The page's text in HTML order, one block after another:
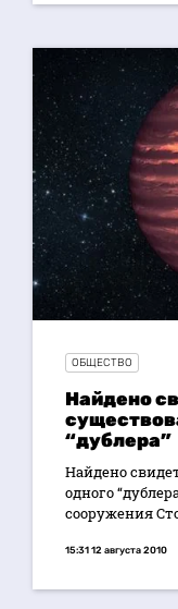
ОБЩЕСТВО
Найдено
“дублера”
Найдено
одного
сооружения
15:31 12 августа 2010